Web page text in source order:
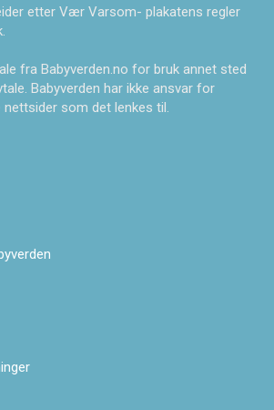
etter Vær Varsom- plakatens regler
fra Babyverden.no for bruk annet sted
Babyverden har ikke ansvar for
nettsider som det lenkes til.